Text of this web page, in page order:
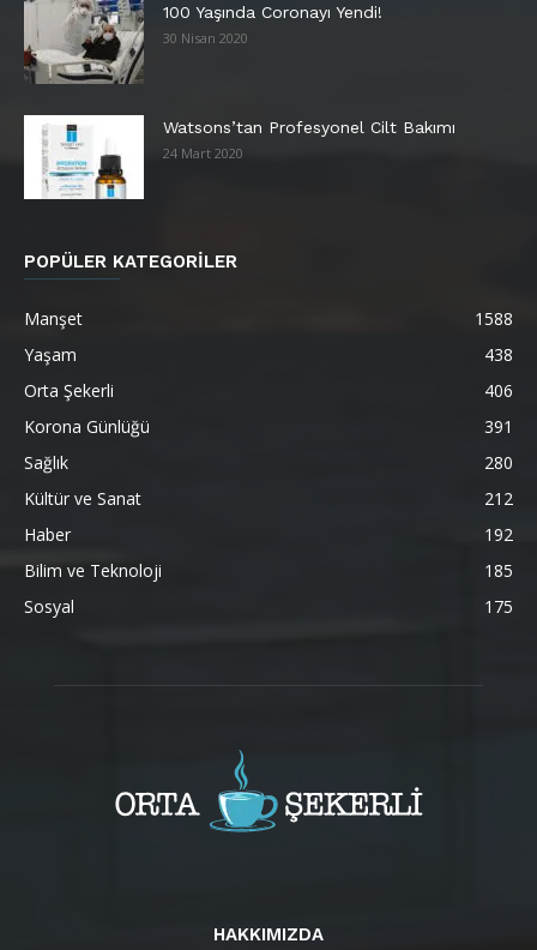
100 Yaşında Coronayı Yendi!
30 Nisan 2020
Watsons’tan Profesyonel Cilt Bakımı
24 Mart 2020
POPÜLER KATEGORİLER
Manşet
1588
Yaşam
438
Orta Şekerli
406
Korona Günlüğü
391
Sağlık
280
Kültür ve Sanat
212
Haber
192
Bilim ve Teknoloji
185
Sosyal
175
HAKKIMIZDA